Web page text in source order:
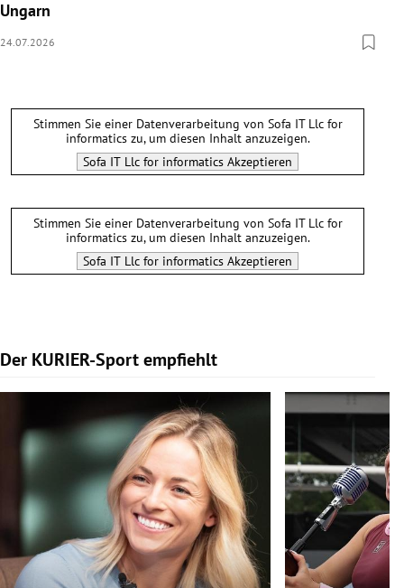
Ungarn
24.07.2026
Stimmen Sie einer Datenverarbeitung von Sofa IT Llc for
informaticszu, um diesen Inhalt anzuzeigen.
Sofa IT Llc for informatics Akzeptieren
Stimmen Sie einer Datenverarbeitung von Sofa IT Llc for
informaticszu, um diesen Inhalt anzuzeigen.
Sofa IT Llc for informatics Akzeptieren
Der KURIER-Sport empfiehlt
Slide 1 von 5